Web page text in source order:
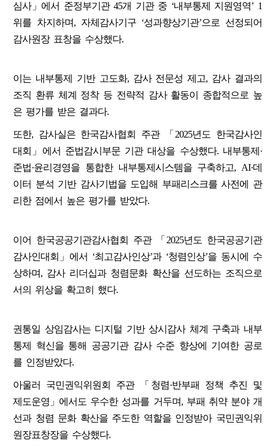
심사」에서 준정부기관 45개 기관 중 ‘내부통제 지원영역’ 1
위를 차지하며, 자체감사기구 ‘성과향상기관’으로 선정되어
감사원장 표창을 수상했다.
이는 내부통제 기반 고도화, 감사 전문성 제고, 감사 결과의
조직 환류 체계 정착 등 전략적 감사 활동이 종합적으로 높
은 평가를 받은 결과다.
또한, 감사실은 한국감사협회 주관 「2025년도 한국감사인
대회」에서 준법감시부문 기관 대상을 수상했다. 내부통제·
준법·윤리경영을 통합한 내부통제시스템을 구축하고, AI·데
이터 분석 기반 감사기법을 도입해 부패리스크를 사전에 관
리한 점에서 높은 평가를 받았다.
이어 한국공공기관감사협회 주관 「2025년도 한국공공기관
감사인대회」에서 ‘최고감사인상’과 ‘청렴인상’을 동시에 수
상하며, 감사 리더십과 청렴문화 확산을 선도하는 조직으로
서의 위상을 확고히 했다.
권통일 상임감사는 디지털 기반 상시감사 체계 구축과 내부
통제 혁신을 통해 공공기관 감사 수준 향상에 기여한 공로
를 인정받았다.
아울러 국민권익위원회 주관 「청렴·반부패 정책 추진 및
제도운영」에서도 우수한 성과를 거두며, 부패 취약 분야 개
선과 청렴 문화 확산을 주도한 역할을 인정받아 국민권익위
원장표창장을 수상했다.